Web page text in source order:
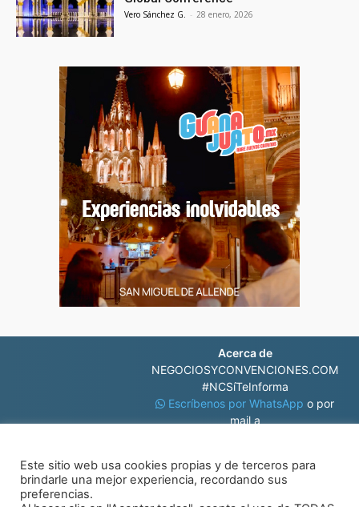
Vero Sánchez G. - 28 enero, 2026
Acerca de
NEGOCIOSYCONVENCIONES.COM
#NCSíTeInforma
Escríbenos por WhatsAppo por
mail a
Este sitio web usa cookies propias y de terceros para
brindarle una mejor experiencia, recordando sus
preferencias.